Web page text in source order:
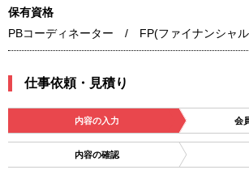
保有資格
PBコーディネーター / FP(ファイナンシャル
仕事依頼・見積り
内容の入力 会
内容の確認